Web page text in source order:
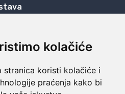
kolačiće
stranica koristi kolačiće i
praćenja kako bi
vas
novaca
za novac